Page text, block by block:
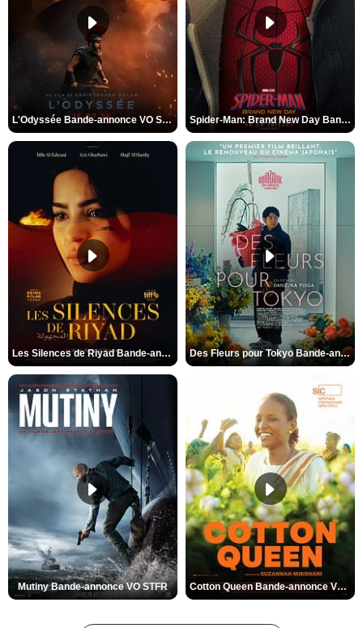
L'Odyssée Bande-annonce VO STFR Spider-Man: Brand New Day Bande-annonce VO STFR
Les Silences de Riyad Bande-annonce VO STFR Des Fleurs pour Tokyo Bande-annonce VO STFR
Mutiny Bande-annonce VO STFR Cotton Queen Bande-annonce VO STFR